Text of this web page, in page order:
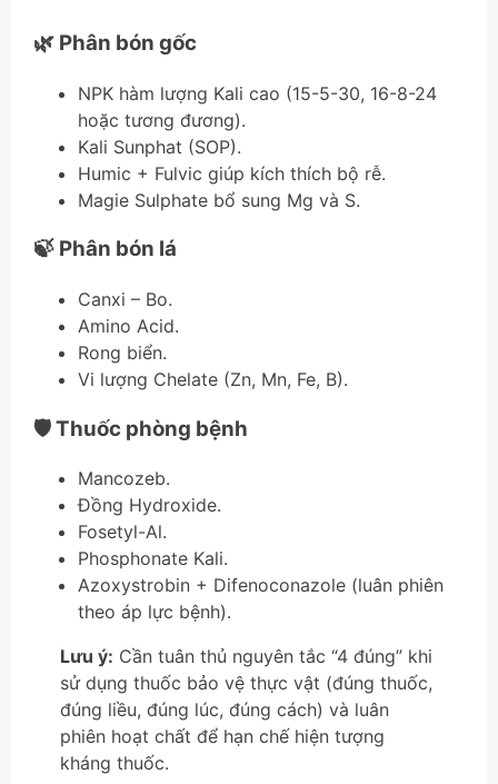
🌿 Phân bón gốc
NPK hàm lượng Kali cao (15-5-30, 16-8-24
hoặc tương đương).
Kali Sunphat (SOP).
Humic + Fulvic giúp kích thích bộ rễ.
Magie Sulphate bổ sung Mg và S.
🍃 Phân bón lá
Canxi – Bo.
Amino Acid.
Rong biển.
Vi lượng Chelate (Zn, Mn, Fe, B).
🛡️ Thuốc phòng bệnh
Mancozeb.
Đồng Hydroxide.
Fosetyl-Al.
Phosphonate Kali.
Azoxystrobin + Difenoconazole (luân phiên
theo áp lực bệnh).
Lưu ý: Cần tuân thủ nguyên tắc “4 đúng” khi
sử dụng thuốc bảo vệ thực vật (đúng thuốc,
đúng liều, đúng lúc, đúng cách) và luân
phiên hoạt chất để hạn chế hiện tượng
kháng thuốc.